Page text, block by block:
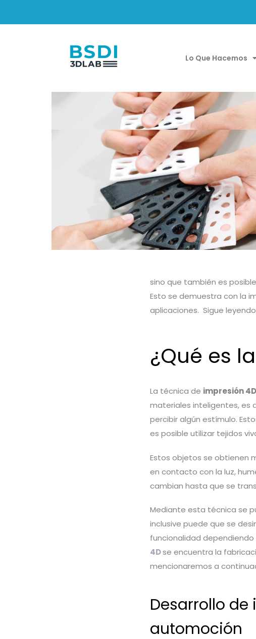
Lo Que Hacemos
sino que también es
Esto se demuestra con la
aplicaciones. Sigue
¿Qué es
La técnica de impresión 4D
materiales inteligentes, es
percibir algún estímulo.
es posible utilizar tejidos
Estos objetos se obtienen
en contacto con la luz,
cambian hasta que se
Mediante esta técnica se
inclusive puede que se
funcionalidad
4Dse encuentra la
mencionaremos a
Desarrollo
automoción